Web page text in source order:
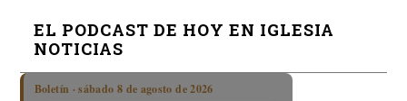
EL PODCAST DE HOY EN IGLESIA
NOTICIAS
Boletín · sábado 8 de agosto de 2026